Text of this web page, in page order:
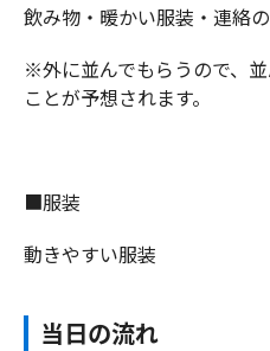
飲み物・暖かい服装・連絡
※外に並んでもらうので、
ことが予想されます。
■服装
動きやすい服装
当日の流れ